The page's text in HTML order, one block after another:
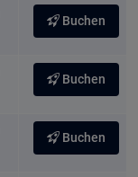
Buchen
Buchen
Buchen